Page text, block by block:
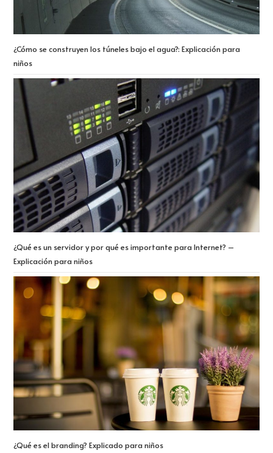
¿Cómo se construyen los túneles bajo el agua?: Explicación para
niños
¿Qué es un servidor y por qué es importante para Internet? –
Explicación para niños
¿Qué es el branding? Explicado para niños